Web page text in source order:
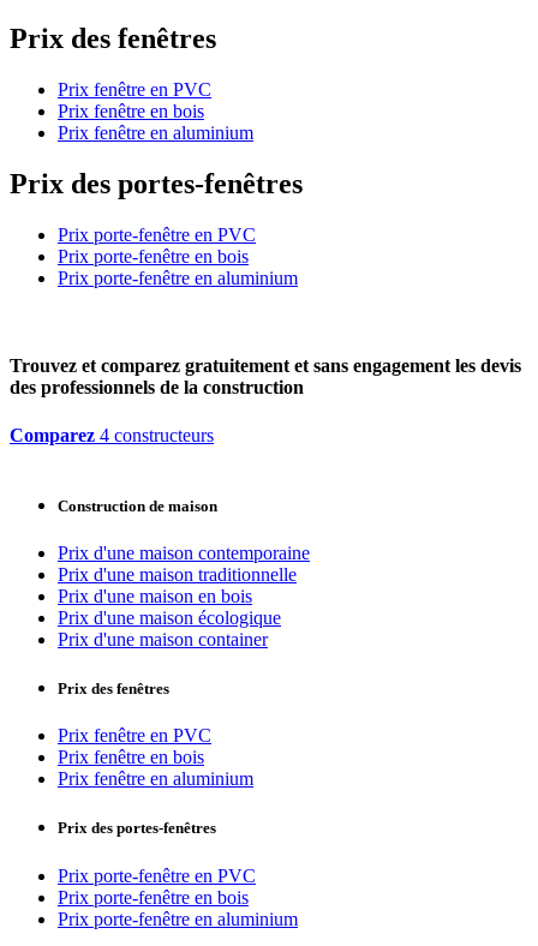
Prix des fenêtres
Prix fenêtre en PVC
Prix fenêtre en bois
Prix fenêtre en aluminium
Prix des portes-fenêtres
Prix porte-fenêtre en PVC
Prix porte-fenêtre en bois
Prix porte-fenêtre en aluminium
Trouvez et comparez gratuitement et sans engagement les devis
des professionnels de la construction
Comparez 4 constructeurs
Construction de maison
Prix d'une maison contemporaine
Prix d'une maison traditionnelle
Prix d'une maison en bois
Prix d'une maison écologique
Prix d'une maison container
Prix des fenêtres
Prix fenêtre en PVC
Prix fenêtre en bois
Prix fenêtre en aluminium
Prix des portes-fenêtres
Prix porte-fenêtre en PVC
Prix porte-fenêtre en bois
Prix porte-fenêtre en aluminium